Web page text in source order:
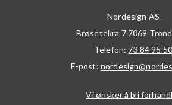
Nordesign AS
Brøsetekra 7 7069
Telefon: 73 84 95 50
E-post:
Vi ønsker å bli